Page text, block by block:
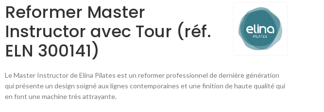
Reformer Master
Instructor avec Tour (réf.
ELN 300141)
Le Master Instructor de Elina Pilates est un reformer professionnel de dernière génération
qui présente un design soigné aux lignes contemporaines et une finition de haute qualité qui
en font une machine très attrayante.